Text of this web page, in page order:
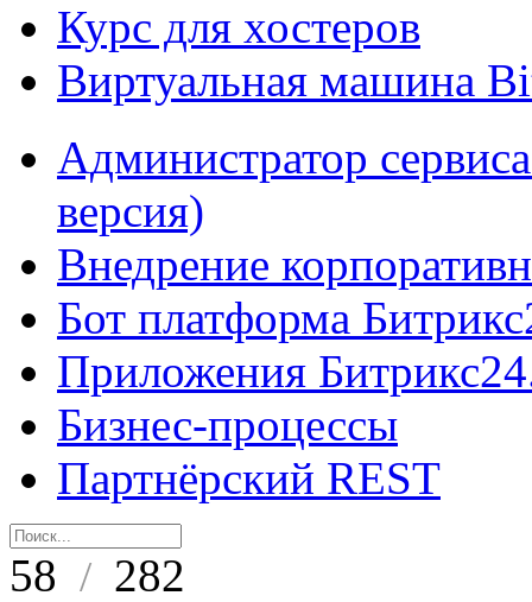
Курс для хостеров
Виртуальная машина
Администратор
версия)
Внедрение
Бот платформа
Приложения
Бизнес-процессы
Партнёрский REST
58 / 282